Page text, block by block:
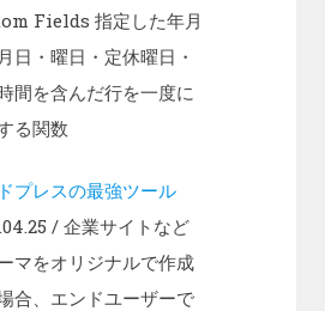
Fields 指定した年月
日・曜日・定休曜日・
間を含んだ行を一度に
る関数
プレスの最強ツール
/ 企業サイトなど
マをオリジナルで作成
合、エンドユーザーで